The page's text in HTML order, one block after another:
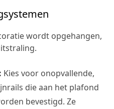
wordt opgehangen,
Kies voor onopvallende,
die aan het plafond
bevestigd. Ze